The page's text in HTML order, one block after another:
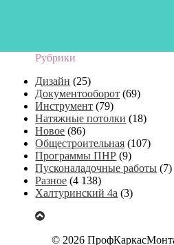
Рубрики
Дизайн (25)
Документооборот (69)
Инструмент (79)
Натяжные потолки (18)
Новое (86)
Общестроительная (107)
Программы ПНР (9)
Пусконаладочные работы (7)
Разное (4 138)
Халтуринский 4а (3)
© 2026